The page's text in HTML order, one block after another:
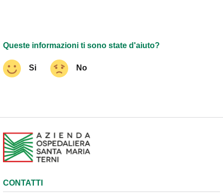
Queste informazioni ti sono state d'aiuto?
Si No
CONTATTI